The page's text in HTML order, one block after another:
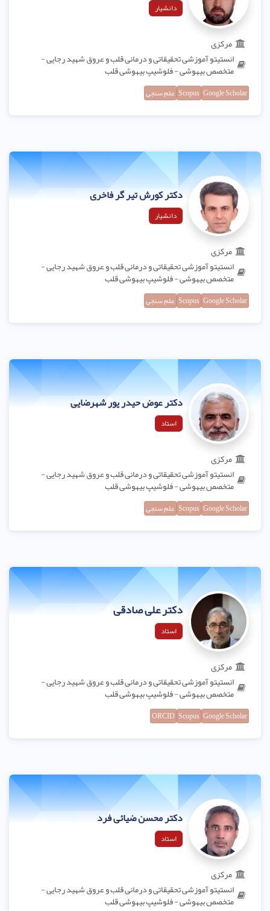
دانشیار
مرکزی
انستیتو آموزشی تحقیقاتی و درمانی قلب و عروق شهید رجایی -
متخصص بیهوشی - فلوشیپ بیهوشی قلب
Google Scholar
Scopus علم سنجی
دکتر کورش تیر گر فاخری
دانشیار
مرکزی
انستیتو آموزشی تحقیقاتی و درمانی قلب و عروق شهید رجایی -
متخصص بیهوشی - فلوشیپ بیهوشی قلب
Google Scholar
Scopus علم سنجی
دکتر عوض حیدر پور شهرضایی
استاد
مرکزی
انستیتو آموزشی تحقیقاتی و درمانی قلب و عروق شهید رجایی -
متخصص بیهوشی - فلوشیپ بیهوشی قلب
Google Scholar
Scopus علم سنجی
دکتر علی صادقی
استاد
مرکزی
انستیتو آموزشی تحقیقاتی و درمانی قلب و عروق شهید رجایی -
متخصص بیهوشی - فلوشیپ بیهوشی قلب
Google Scholar
Scopus
ORCID
دکتر محسن ضیائی فرد
استاد
مرکزی
انستیتو آموزشی تحقیقاتی و درمانی قلب و عروق شهید رجایی -
متخصص بیهوشی - فلوشیپ بیهوشی قلب